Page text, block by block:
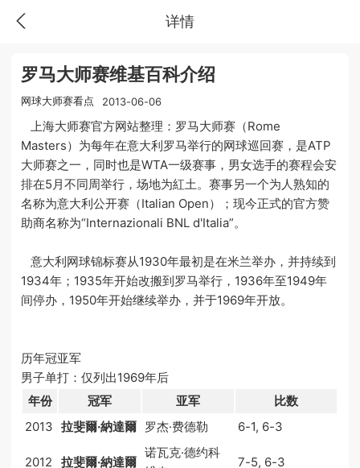
详情
罗马大师赛维基百科介绍
网球大师赛看点 2013-06-06
上海大师赛官方网站整理：罗马大师赛（Rome
Masters）为每年在意大利罗马举行的网球巡回赛，是ATP
大师赛之一，同时也是WTA一级赛事，男女选手的赛程会安
排在5月不同周举行，场地为紅土。赛事另一个为人熟知的
名称为意大利公开赛（Italian Open）；现今正式的官方赞
助商名称为“Internazionali BNL d'Italia”。
意大利网球锦标赛从1930年最初是在米兰举办，并持续到
1934年；1935年开始改搬到罗马举行，1936年至1949年
间停办，1950年开始继续举办，并于1969年开放。
历年冠亚军
男子单打：仅列出1969年后
年份
冠军 亚军
比数
2013 拉斐爾·納達爾 罗杰·费德勒 6-1, 6-3
2012 拉斐爾·納達爾
诺瓦克·德约科
7-5, 6-3